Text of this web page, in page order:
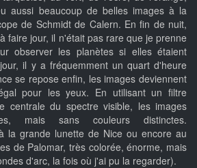
aussi beaucoup de belles images à la
de Schmidt de Calern. En fin de nuit,
faire jour, il n'était pas rare que je prenne
observer les planètes si elles étaient
il y a fréquemment un quart d'heure
se repose enfin, les images deviennent
pour les yeux. En utilisant un filtre
centrale du spectre visible, les images
mais sans couleurs distinctes.
la grande lunette de Nice ou encore au
de Palomar, très colorée, énorme, mais
d'arc, la fois où j'ai pu la regarder).